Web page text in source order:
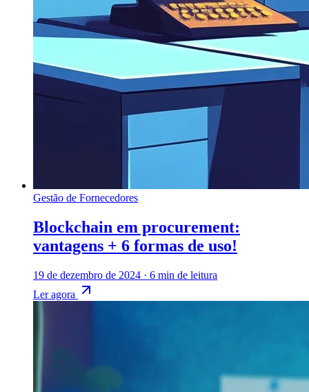
Gestão de Fornecedores
Blockchain em procurement:
vantagens + 6 formas de uso!
19 de dezembro de 2024 · 6 min de leitura
Ler agora